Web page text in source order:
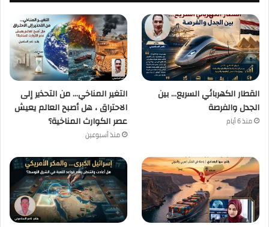
القطار الكهربائي السريع… بين
الجدل والفرصة
منذ 6 أيام
التغير المناخي… من التحذير إلى
الاحتراق ، هل أصبح العالم يعيش
عصر الكوارث المناخية؟
منذ أسبوعين